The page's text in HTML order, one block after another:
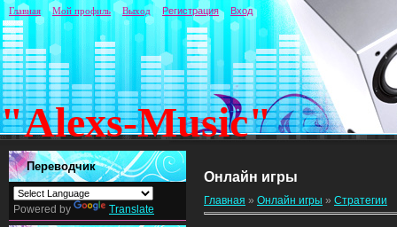
"Alexs-Music"
Главная Мой профиль Выход Регистрация Вход
Переводчик
Powered by Translate
Онлайн игры
Главная » Онлайн игры » Стратегии